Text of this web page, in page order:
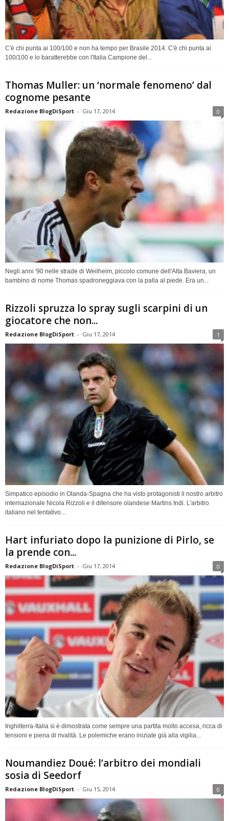
C'è chi punta ai 100/100 e non ha tempo per Brasile 2014. C'è chi punta ai
100/100 e lo baratterebbe con l'Italia Campione del...
Thomas Muller: un ‘normale fenomeno’ dal
cognome pesante
Redazione BlogDiSport - Giu 17, 2014 0
Negli anni '90 nelle strade di Weilheim, piccolo comune dell'Alta Baviera, un
bambino di nome Thomas spadroneggiava con la palla al piede. Era un...
Rizzoli spruzza lo spray sugli scarpini di un
giocatore che non...
Redazione BlogDiSport - Giu 17, 2014 1
Simpatico episodio in Olanda-Spagna che ha visto protagonisti il nostro arbitro
internazionale Nicola Rizzoli e il difensore olandese Martins Indi. L'arbitro
italiano nel tentativo...
Hart infuriato dopo la punizione di Pirlo, se
la prende con...
Redazione BlogDiSport - Giu 17, 2014 0
Inghilterra-Italia si è dimostrata come sempre una partita molto accesa, ricca di
tensioni e piena di rivalità. Le polemiche erano iniziate già alla vigilia...
Noumandiez Doué: l’arbitro dei mondiali
sosia di Seedorf
Redazione BlogDiSport - Giu 15, 2014 0